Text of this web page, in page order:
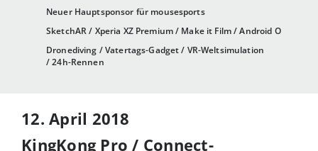
Neuer Hauptsponsor für mousesports
SketchAR / Xperia XZ Premium / Make it Film / Android O
Dronediving / Vatertags-Gadget / VR-Weltsimulation
/ 24h-Rennen
12. April 2018
KingKong Pro / Connect-